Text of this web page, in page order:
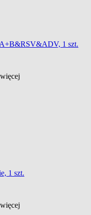
1 szt.
więcej
1 szt.
więcej